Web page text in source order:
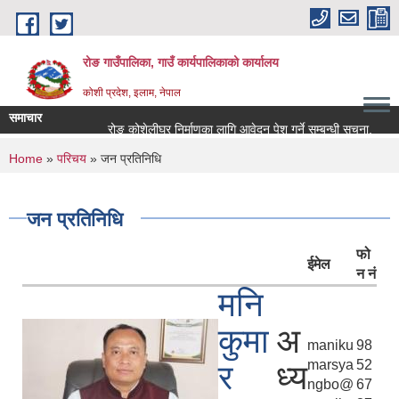
Skip to main content
रोङ गाउँपालिका, गाउँ कार्यपालिकाको कार्यालय
कोशी प्रदेश, इलाम, नेपाल
समाचार
रोङ कोशेलीघर निर्माणका लागि आवेदन पेश गर्ने सम्बन्धी सूचना.
You are here
Home » परिचय » जन प्रतिनिधि
जन प्रतिनिधि
ईमेल
फो
न नं
मनि
कुमा
र
अ
ध्य
maniku
marsya
ngbo@
98
52
67